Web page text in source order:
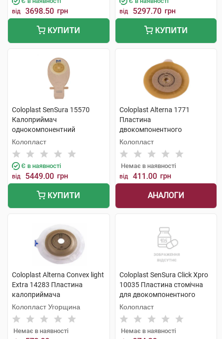
від 3698.50 грн
КУПИТИ
від 5297.70 грн
КУПИТИ
Coloplast SenSura 15570
Калоприймач
однокомпонентний
прозорий відкритий 10-76
мм 30 шт
Колопласт
Є в наявності
від 5449.00 грн
КУПИТИ
Coloplast Alterna 1771
Пластина
двокомпонентного
калоприймача фланець-40
мм 10x35 мм 5 шт
Колопласт
Немає в наявності
від 411.00 грн
АНАЛОГИ
Coloplast Alterna Convex light
Extra 14283 Пластина
калоприймача
двокомпонентного фланець
60 мм 15-43 мм 5 шт
Колопласт Угорщина
Немає в наявності
Coloplast SenSura Click Xpro
10035 Пластина стомічна
для двокомпонентного
калоприймача фланець 60
мм, отвір 15-43 мм 5 шт
Колопласт
Немає в наявності